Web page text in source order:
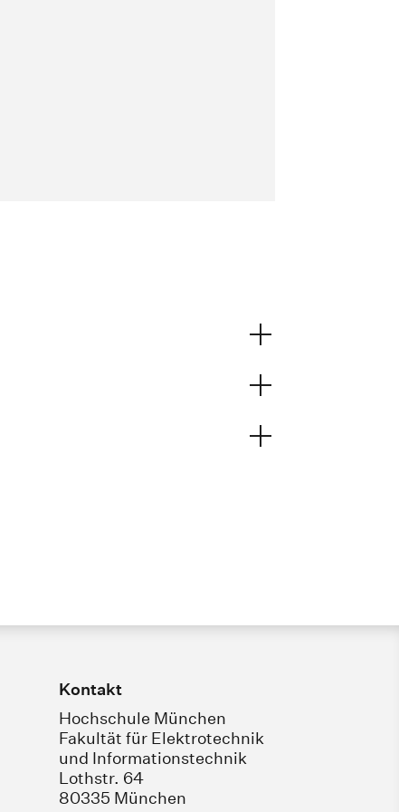
Kontakt
Hochschule München
Fakultät für Elektrotechnik
und Informationstechnik
Lothstr. 64
80335 München